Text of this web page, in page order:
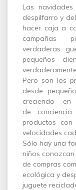
Las
despilfarro y
hacer caja a
campañas
verdaderas
pequeños
Pero son los
desde
creciendo
de
productos
velocidades
Sólo hay una
niños
de compras
ecológica y
juguete